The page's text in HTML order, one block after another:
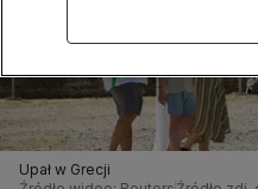
Upał w Grecji